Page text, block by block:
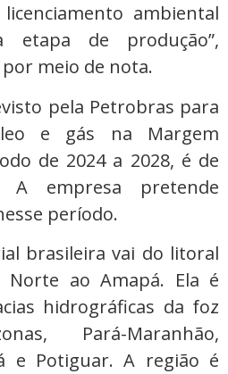
ambiental
etapa de produção”,
meio de nota.
pela Petrobras para
e gás na Margem
de 2024 a 2028, é de
A empresa pretende
período.
brasileira vai do litoral
ao Amapá. Ela é
hidrográficas da foz
Pará-Maranhão,
e Potiguar. A região é